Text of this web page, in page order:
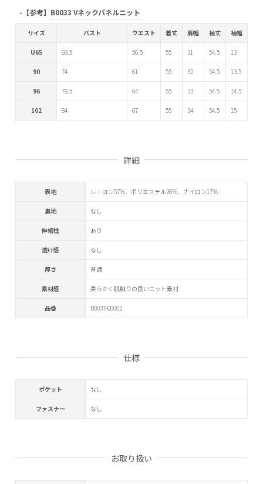
【参考】 B0033 Vネックパネルニット
サイズ バスト ウエスト 着丈 肩幅 袖丈 袖幅
U65 69.5 56.5 55 31 54.5 13
90 74 61 55 32 54.5 13.5
96 79.5 64 55 33 54.5 14.5
102 84 67 55 34 54.5 15
詳細
表地 レーヨン57%、ポリエステル26%、ナイロン17%
裏地 なし
伸縮性 あり
透け感 なし
厚さ 普通
素材感 柔らかく肌触りの良いニット素材
品番 B0037-00002
仕様
ポケット なし
ファスナー なし
お取り扱い